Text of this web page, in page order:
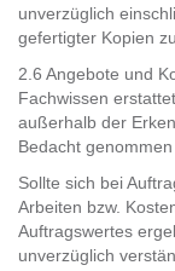
unverzüglich
gefertigter Kopien
2.6 Angebote und
Fachwissen
außerhalb der
Bedacht genommen
Sollte sich bei
Arbeiten bzw.
Auftragswertes
unverzüglich